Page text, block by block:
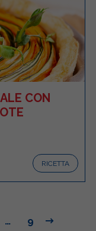
CON
RICETTA
… 9